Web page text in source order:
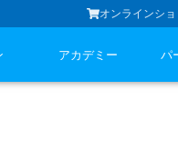
オンラインショ
アカデミー パ